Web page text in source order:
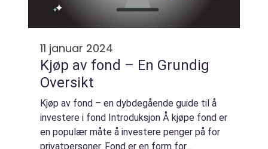
11 januar 2024
Kjøp av fond – En Grundig
Oversikt
Kjøp av fond – en dybdegående guide til å
investere i fond Introduksjon Å kjøpe fond er
en populær måte å investere penger på for
privatpersoner. Fond er en form for